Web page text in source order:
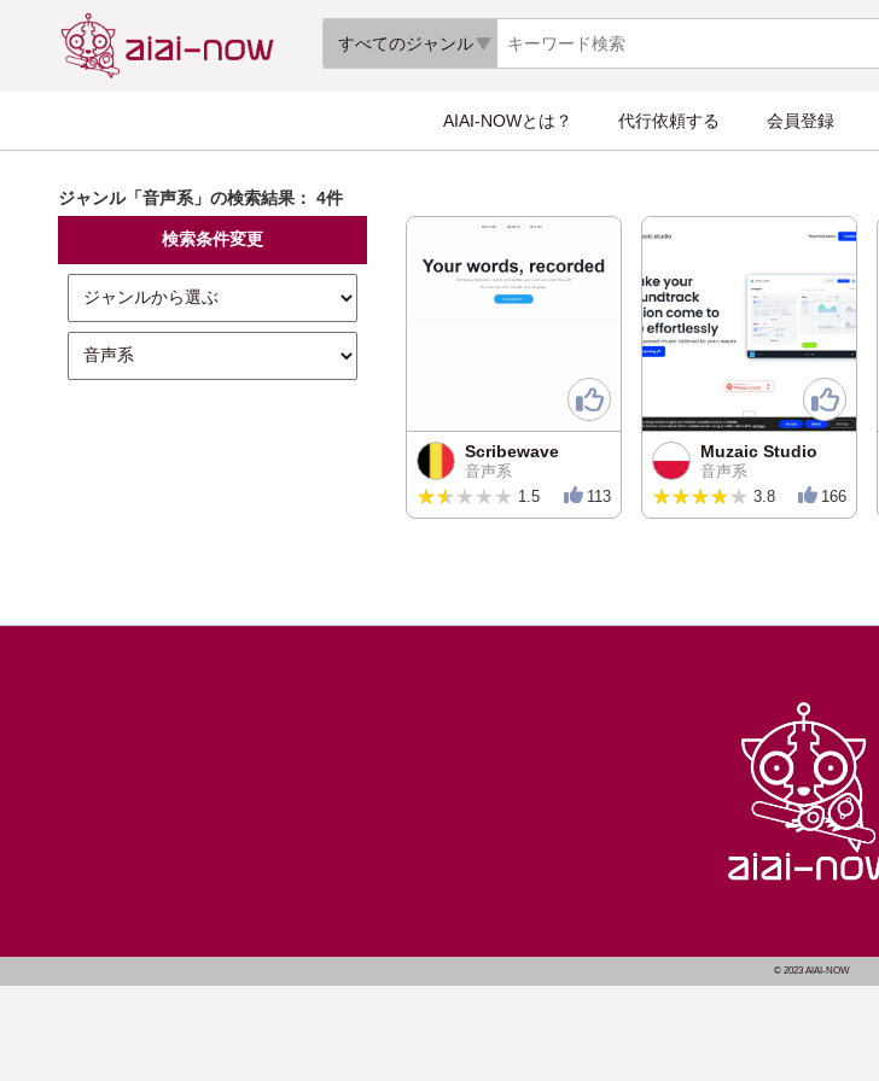
すべてのジャンル
AIAI-NOWとは？ 代行依頼する 会員登録
ジャンル「音声系」の検索結果： 4件
検索条件変更
Scribewave
音声系
★★★★★
★★★★★ 1.5 113
Muzaic Studio
音声系
★★★★★
★★★★★ 3.8 166
© 2023 AIAI-NOW